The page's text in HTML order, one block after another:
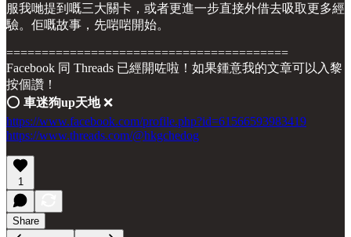
服我哋提到嘅三大關卡，或者更進一步直接外借去吸取更多經
驗。佢嘅故事，先啱啱開始。
========================================
Facebook 同 Threads 已經開咗啦！如果鍾意我的文章可以入黎
按個讚！
⭕️ 車迷狗up天地❌
https://www.facebook.com/profile.php?id=61566593983419
https://www.threads.com/@hkgchedog
1
Share